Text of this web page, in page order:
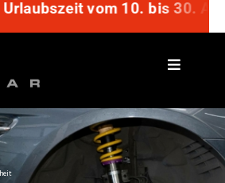
vom 10. bis 30. August: